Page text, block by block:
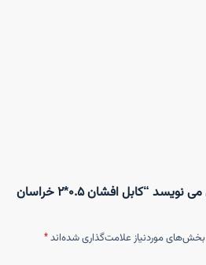
اولین کسی باشید که دیدگاهی می نویسد “کابل افشان ۰.۵*۲ خراسان
بخش‌های موردنیاز علامت‌گذاری شده‌اند*